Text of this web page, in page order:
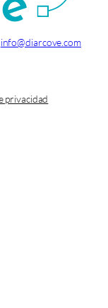
info@diarcove.com
privacidad